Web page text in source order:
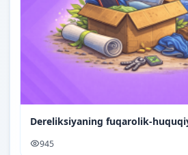
Dereliksiyaning fuqarolik-
945